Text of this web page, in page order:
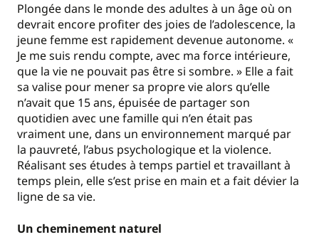
Plongée dans le monde des adultes à un âge où on
devrait encore profiter des joies de l’adolescence, la
jeune femme est rapidement devenue autonome. «
Je me suis rendu compte, avec ma force intérieure,
que la vie ne pouvait pas être si sombre. » Elle a fait
sa valise pour mener sa propre vie alors qu’elle
n’avait que 15 ans, épuisée de partager son
quotidien avec une famille qui n’en était pas
vraiment une, dans un environnement marqué par
la pauvreté, l’abus psychologique et la violence.
Réalisant ses études à temps partiel et travaillant à
temps plein, elle s’est prise en main et a fait dévier la
ligne de sa vie.
Un cheminement naturel